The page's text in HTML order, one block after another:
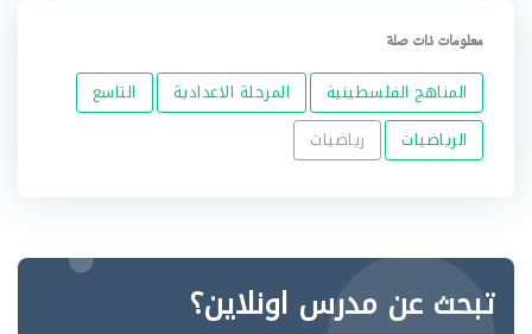
معلومات ذات صلة
المناهج الفلسطينية المرحلة الاعدادية
التاسع
الرياضيات
رياضيات
تبحث عن مدرس اونلاين؟